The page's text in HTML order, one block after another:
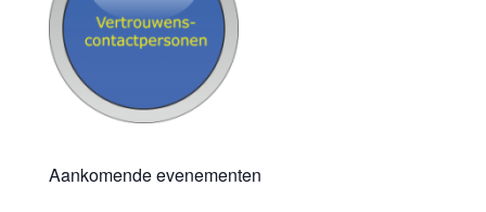
Aankomende evenementen